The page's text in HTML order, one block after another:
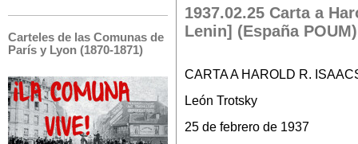
Carteles de las Comunas de
París y Lyon (1870-1871)
1937.02.25 Carta a
Lenin] (España POUM)
CARTA A HAROLD R.
León Trotsky
25 de febrero de 1937